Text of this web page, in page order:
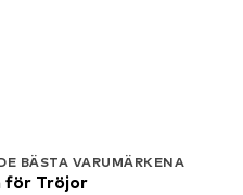
BÄSTA VARUMÄRKENA
för Tröjor